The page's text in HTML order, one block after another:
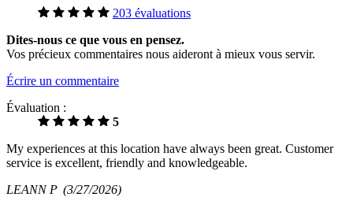
203 évaluations
Dites-nous ce que vous en pensez.
Vos précieux commentaires nous aideront à mieux vous servir.
Écrire un commentaire
Évaluation :
5
My experiences at this location have always been great. Customer
service is excellent, friendly and knowledgeable.
LEANN P (3/27/2026)